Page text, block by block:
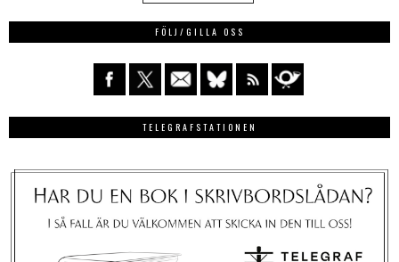
FÖLJ/GILLA OSS
TELEGRAFSTATIONEN